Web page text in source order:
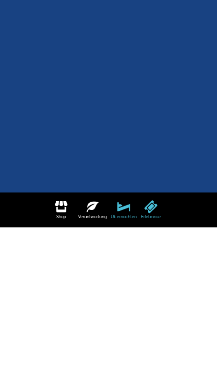
Shop Verantwortung Übernachten Erlebnisse